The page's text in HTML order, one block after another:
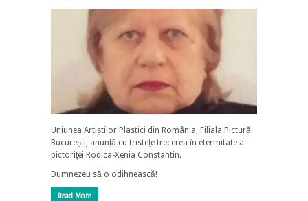
Uniunea Artiștilor Plastici din România, Filiala Pictură
București, anunță cu tristețe trecerea în etermitate a
pictoriței Rodica-Xenia Constantin.
Dumnezeu să o odihnească!
Read More